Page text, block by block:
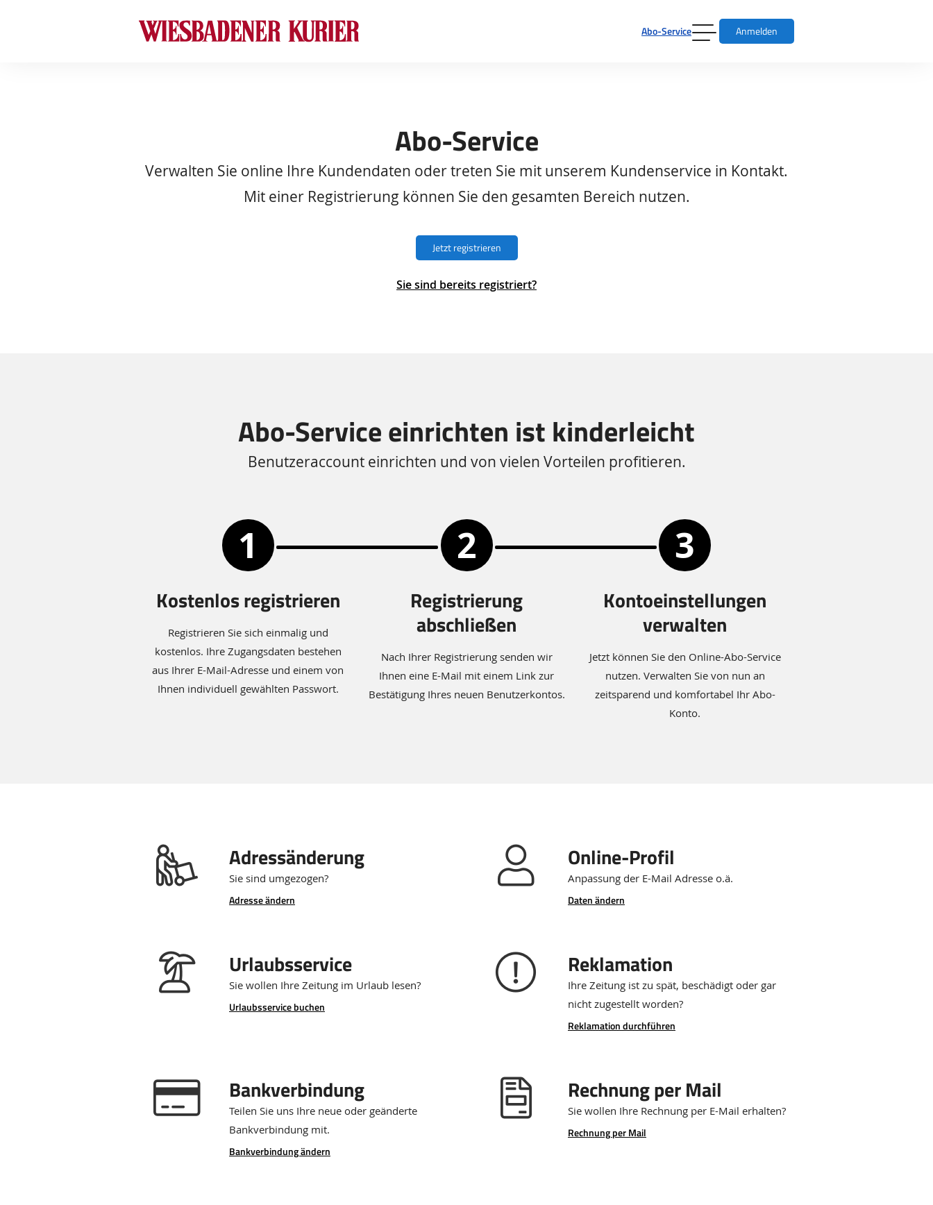
Footer
Abo-Service Anmelden
Abo-Service
Verwalten Sie online Ihre Kundendaten oder treten Sie mit unserem Kundenservice in Kontakt.
Mit einer Registrierung können Sie den gesamten Bereich nutzen.
Jetzt registrieren
Sie sind bereits registriert?
Abo-Service einrichten ist kinderleicht
Benutzeraccount einrichten und von vielen Vorteilen profitieren.
Kostenlos registrieren
Registrieren Sie sich einmalig und
kostenlos. Ihre Zugangsdaten bestehen
aus Ihrer E-Mail-Adresse und einem von
Ihnen individuell gewählten Passwort.
Registrierung
abschließen
Nach Ihrer Registrierung senden wir
Ihnen eine E-Mail mit einem Link zur
Bestätigung Ihres neuen Benutzerkontos.
Kontoeinstellungen
verwalten
Jetzt können Sie den Online-Abo-Service
nutzen. Verwalten Sie von nun an
zeitsparend und komfortabel Ihr Abo-
Konto.
Verwalten
Sie
Adressänderung
Sie sind umgezogen?
Adresse ändern
Online-Profil
Anpassung der E-Mail Adresse o.ä.
Daten ändern
Urlaubsservice
Sie wollen Ihre Zeitung im Urlaub lesen?
Urlaubsservice buchen
Reklamation
Ihre Zeitung ist zu spät, beschädigt oder gar
nicht zugestellt worden?
Reklamation durchführen
Bankverbindung
Teilen Sie uns Ihre neue oder geänderte
Bankverbindung mit.
Bankverbindung ändern
Rechnung per Mail
Sie wollen Ihre Rechnung per E-Mail erhalten?
Rechnung per Mail